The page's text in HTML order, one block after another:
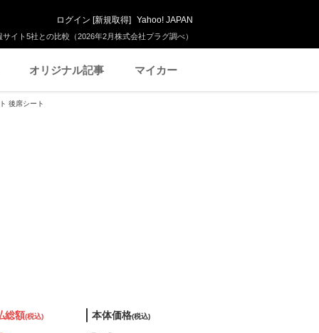
イト5社との比較（2026年2月株式会社プラグ調べ）
ログイン [新規取得] Yahoo! JAPAN
オリジナル記事 マイカー
後席シート
総額(税込) 本体価格(税込)